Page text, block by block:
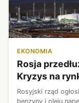
EKONOMIA
Rosja
Kryzys na
Rosyjski rząd
benzyny i oleju